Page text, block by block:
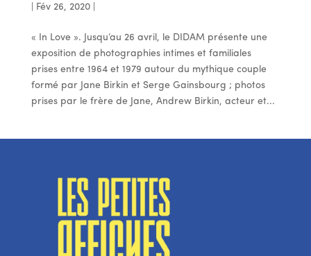
Fév 26, 2020|
« In Love ». Jusqu’au 26 avril, le DIDAM présente une
exposition de photographies intimes et familiales
prises entre 1964 et 1979 autour du mythique couple
formé par Jane Birkin et Serge Gainsbourg ; photos
prises par le frère de Jane, Andrew Birkin, acteur et...